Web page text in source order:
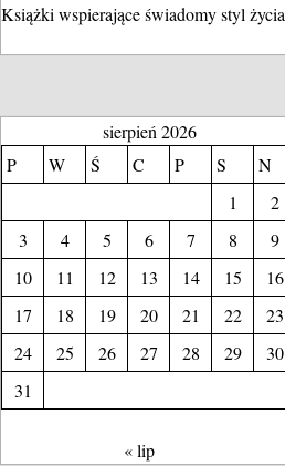
Książki wspierające świadomy styl życia
sierpień 2026
P
W Ś C P S
N
1
2
3
4 5 6 7 8
9
10
11 12 13 14 15
16
17
18 19 20 21 22
23
24
25 26 27 28 29
30
31
« lip